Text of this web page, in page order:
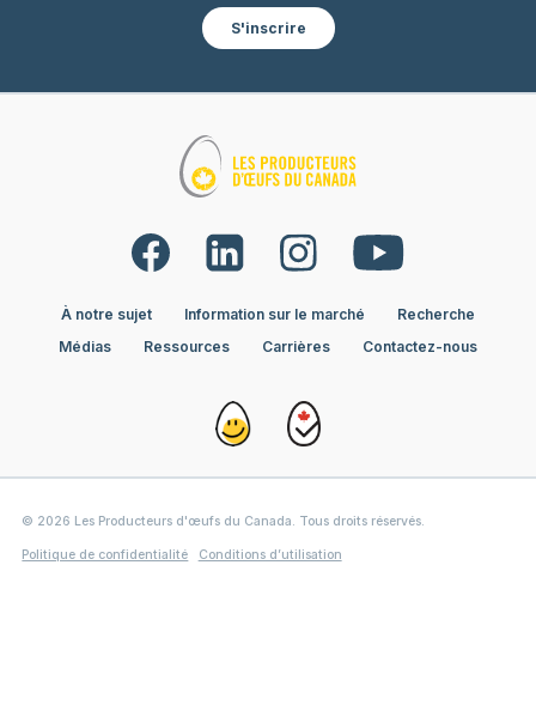
S'inscrire
À notre sujet Information sur le marché
Recherche
Médias
Ressources Carrières Contactez-nous
© 2026 Les Producteurs d'œufs du Canada. Tous droits réservés.
Politique de confidentialité Conditions d’utilisation